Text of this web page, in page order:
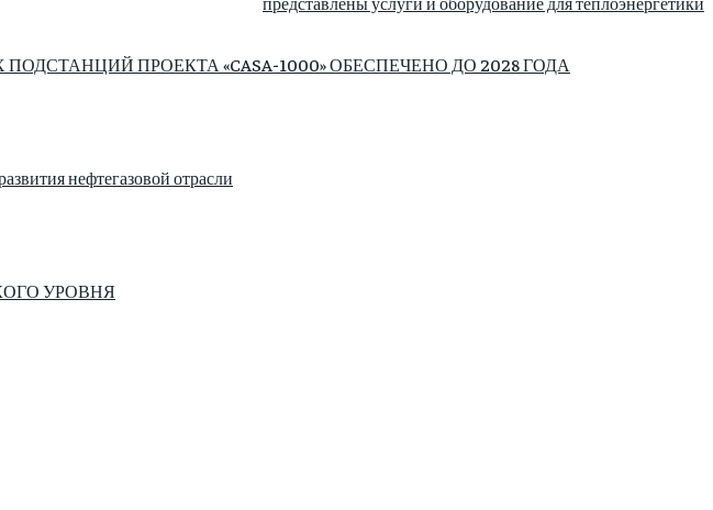
ПРОЕКТА «CASA-1000» ОБЕСПЕЧЕНО ДО 2028 ГОДА
нефтегазовой отрасли
УРОВНЯ